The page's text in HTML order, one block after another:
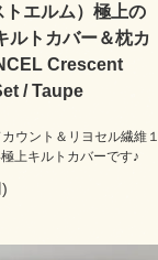
エルム）極上の
ルトカバー＆枕カ
Crescent
/ Taupe
ウント＆リヨセル繊維１
上キルトカバーです♪